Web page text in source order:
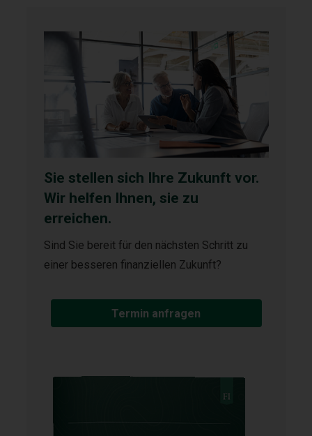
Sie stellen sich Ihre Zukunft vor.
Wir helfen Ihnen, sie zu
erreichen.
Sind Sie bereit für den nächsten Schritt zu
einer besseren finanziellen Zukunft?
Termin anfragen